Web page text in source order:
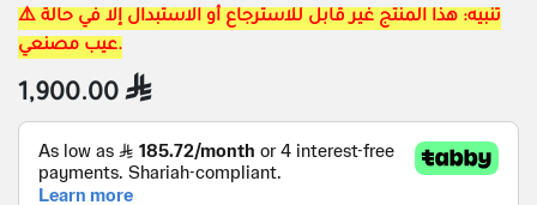
⚠️ تنبيه: هذا المنتج غير قابل للاسترجاع أو الاستبدال إلا في حالة
عيب مصنعي.
1,900.00 